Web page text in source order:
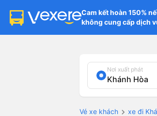
Cam kết hoàn 150%
không cung cấp dịch
Nơi xuất phát
Vé xe khách xe đi